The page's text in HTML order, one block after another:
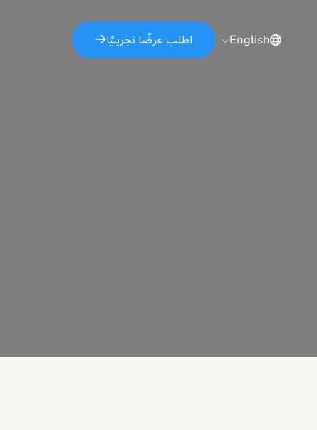
English اطلب عرضًا تجريبيًا